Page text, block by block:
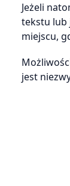
Jeżeli
tekstu lub
miejscu,
jest